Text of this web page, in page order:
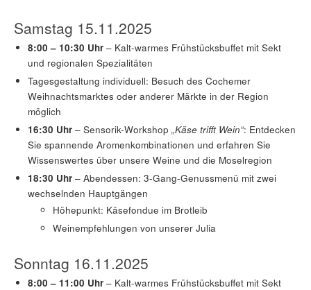
Samstag 15.11.2025
8:00 – 10:30 Uhr – Kalt-warmes Frühstücksbuffet mit Sekt
und regionalen Spezialitäten
Tagesgestaltung individuell: Besuch des Cochemer
Weihnachtsmarktes oder anderer Märkte in der Region
möglich
16:30 Uhr – Sensorik-Workshop„Käse trifft Wein“: Entdecken
Sie spannende Aromenkombinationen und erfahren Sie
Wissenswertes über unsere Weine und die Moselregion
18:30 Uhr – Abendessen: 3-Gang-Genussmenü mit zwei
wechselnden Hauptgängen
Höhepunkt: Käsefondue im Brotleib
Weinempfehlungen von unserer Julia
Sonntag 16.11.2025
8:00 – 11:00 Uhr – Kalt-warmes Frühstücksbuffet mit Sekt